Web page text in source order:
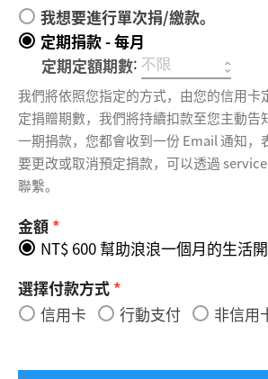
我想要進行單次捐/繳款。
定期捐款 - 每月
定期定額期數:
我們將依照您指定的方式，由您的信用卡
定捐贈期數，我們將持續扣款至您主動告知
一期捐款，您都會收到一份 Email 通知，表示
要更改或取消預定捐款，可以透過
聯繫。
金額 *
NT$ 600 幫助浪浪一個月的生活
選擇付款方式 *
信用卡
行動支付 非信用